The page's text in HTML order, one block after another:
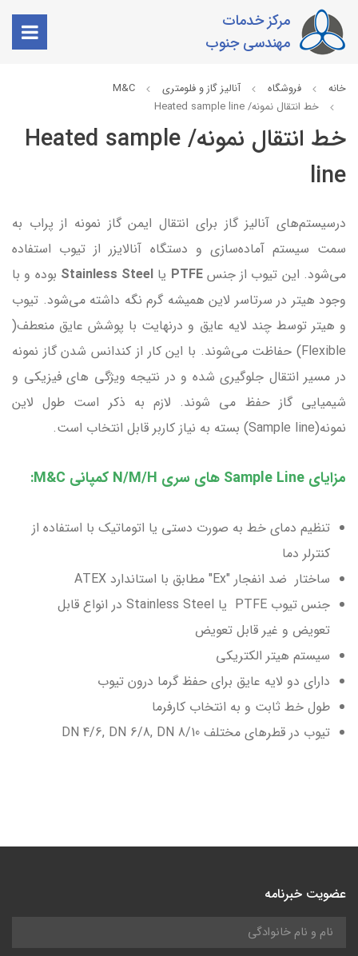
مرکز خدمات
مهندسی جنوب
خانه فروشگاه آنالیز گاز و فلومتری
M&C
خط انتقال نمونه/ Heated sample line
خط انتقال نمونه/ Heated sample
line
درسیستم‌های آنالیز گاز برای انتقال ایمن گاز نمونه از پراب به
سمت سیستم آماده‌سازی و دستگاه آنالایزر از تیوب استفاده
می‌شود. این تیوب از جنسPTFE یا Stainless Steel بوده و با
وجود هیتر در سرتاسر لاین همیشه گرم نگه داشته می‌شود. تیوب
و هیتر توسط چند لایه عایق و درنهایت با پوشش عایق منعطف(
Flexible) حفاظت می‌شوند. با این کار از کندانس شدن گاز نمونه
در مسیر انتقال جلوگیری شده و در نتیجه ویژگی های فیزیکی و
شیمیایی گاز حفظ می شوند. لازم به ذکر است طول لاین
نمونه(Sample line) بسته به نیاز کاربر قابل انتخاب است.
مزایای Sample Line های سری N/M/H کمپانی M&C:
تنظیم دمای خط به صورت دستی یا اتوماتیک با استفاده از
کنترلر دما
ساختار ضد انفجار "Ex" مطابق با استاندارد ATEX
جنس تیوب PTFE یا Stainless Steel در انواع قابل
تعویض و غیر قابل تعویض
سیستم هیتر الکتریکی
دارای دو لایه عایق برای حفظ گرما درون تیوب
طول خط ثابت و به انتخاب کارفرما
تیوب در قطرهای مختلف DN 4/6, DN 6/8, DN 8/10
عضویت خبرنامه